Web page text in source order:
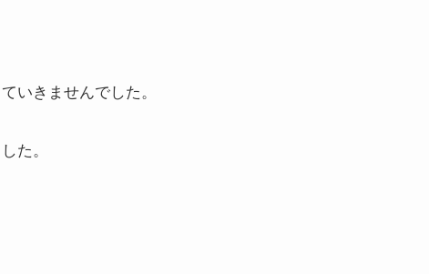
いきませんでした。
た。